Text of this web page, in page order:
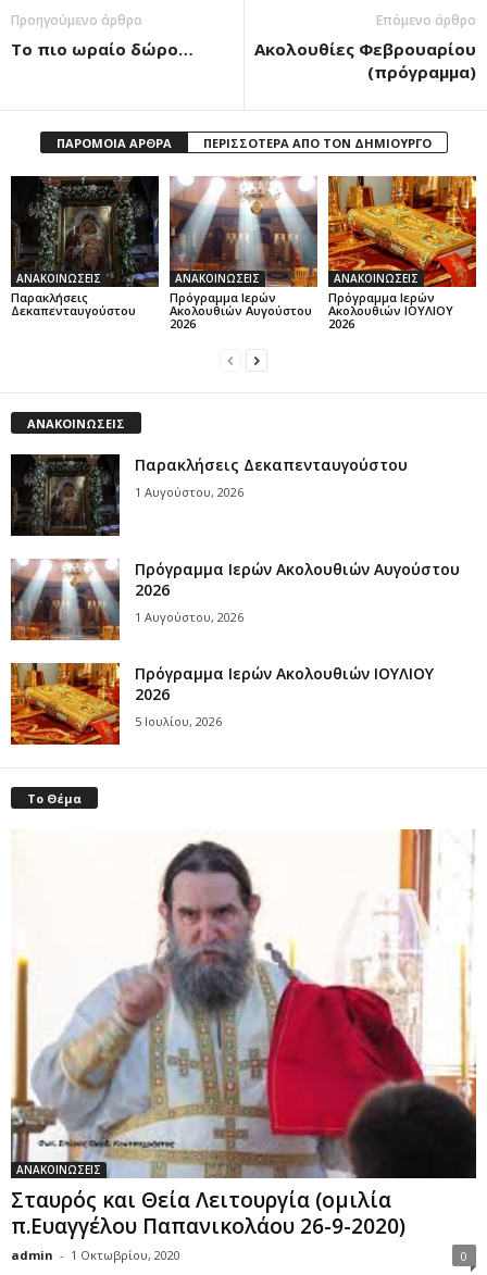
Προηγούμενο άρθρο
Το πιο ωραίο δώρο…
Επόμενο άρθρο
Ακολουθίες Φεβρουαρίου
(πρόγραμμα)
ΠΑΡΟΜΟΙΑ ΑΡΘΡΑ ΠΕΡΙΣΣΟΤΕΡΑ ΑΠΟ ΤΟΝ ΔΗΜΙΟΥΡΓΟ
ΑΝΑΚΟΙΝΩΣΕΙΣ
Παρακλήσεις
Δεκαπενταυγούστου
ΑΝΑΚΟΙΝΩΣΕΙΣ
Πρόγραμμα Ιερών
Ακολουθιών Αυγούστου
2026
ΑΝΑΚΟΙΝΩΣΕΙΣ
Πρόγραμμα Ιερών
Ακολουθιών ΙΟΥΛΙΟΥ
2026
ΑΝΑΚΟΙΝΩΣΕΙΣ
Παρακλήσεις Δεκαπενταυγούστου
1 Αυγούστου, 2026
Πρόγραμμα Ιερών Ακολουθιών Αυγούστου
2026
1 Αυγούστου, 2026
Πρόγραμμα Ιερών Ακολουθιών ΙΟΥΛΙΟΥ
2026
5 Ιουλίου, 2026
Το Θέμα
ΑΝΑΚΟΙΝΩΣΕΙΣ
Σταυρός και Θεία Λειτουργία (ομιλία
π.Ευαγγέλου Παπανικολάου 26-9-2020)
admin - 1 Οκτωβρίου, 2020 0